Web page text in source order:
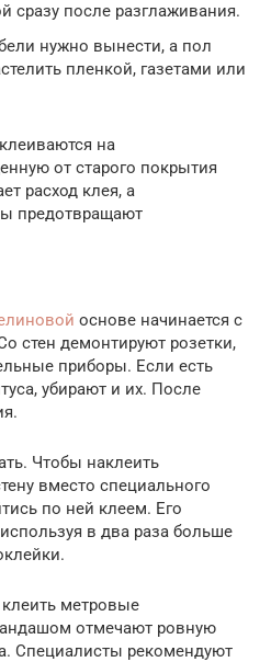
сразу после разглаживания.
нужно вынести, а пол
пленкой, газетами или
на
от старого покрытия
расход клея, а
предотвращают
основе начинается с
стен демонтируют розетки,
приборы. Если есть
убирают и их. После
Чтобы наклеить
вместо специального
по ней клеем. Его
в два раза больше
клеить метровые
отмечают ровную
Специалисты рекомендуют